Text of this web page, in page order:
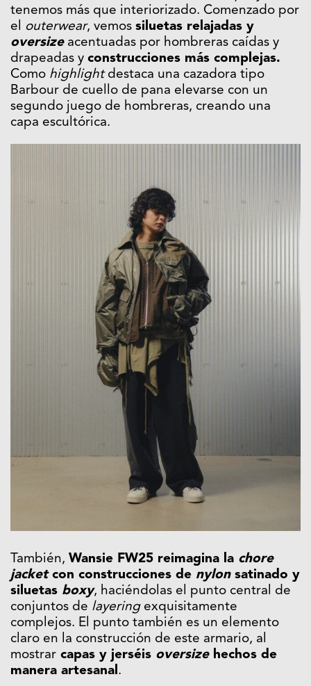
tenemos más que interiorizado. Comenzado por
el outerwear, vemos siluetas relajadas y
oversizeacentuadas por hombreras caídas y
drapeadas y construcciones más complejas.
Como highlightdestaca una cazadora tipo
Barbour de cuello de pana elevarse con un
segundo juego de hombreras, creando una
capa escultórica.
También, Wansie FW25 reimagina la chore
jacketcon construcciones de nylonsatinado y
siluetas boxy, haciéndolas el punto central de
conjuntos de layeringexquisitamente
complejos. El punto también es un elemento
claro en la construcción de este armario, al
mostrar capas y jerséis oversizehechos de
manera artesanal.